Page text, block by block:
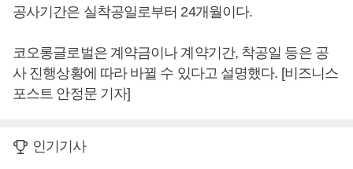
공사기간은 실착공일로부터 24개월이다.
코오롱글로벌은 계약금이나 계약기간, 착공일 등은 공
사 진행상황에 따라 바뀔 수 있다고 설명했다. [비즈니스
포스트 안정문 기자]
인기기사